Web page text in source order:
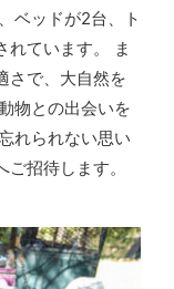
ベッドが2台、ト
れています。 ま
さで、大自然を
物との出会いを
れられない思い
招待します。